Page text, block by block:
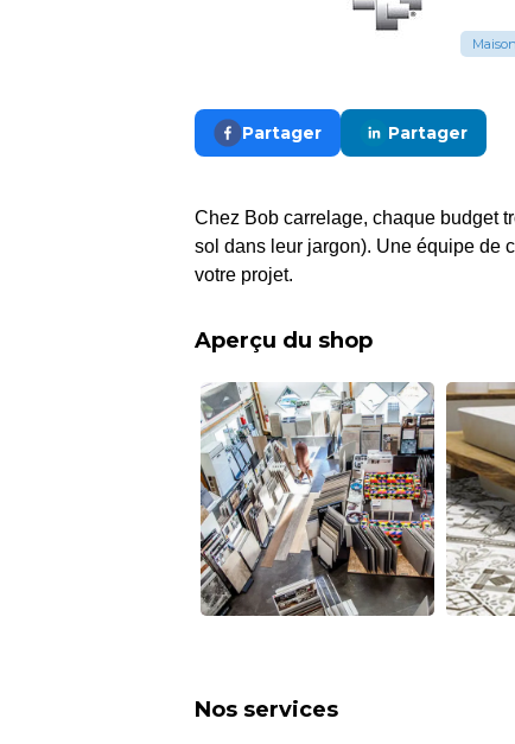
Partager Partager
Chez Bob carrelage, chaque budget
sol dans leur jargon). Une équipe de
votre projet.
Aperçu du shop
Nos services